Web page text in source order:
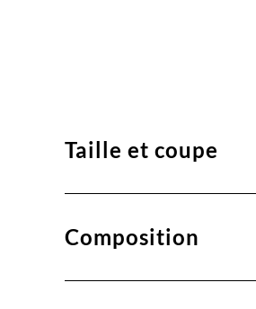
Taille et coupe
Composition